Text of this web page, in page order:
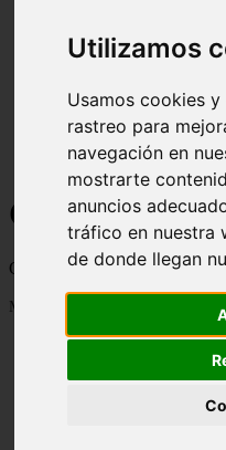
Utilizamos
Usamos cookies
rastreo para
navegación en
mostrarte
anuncios
tráfico en nuestra
de donde llegan
Curiosidades
Cosas curiosas, curiosidades,
Mostrando 1 - 24 de 2838 artículos